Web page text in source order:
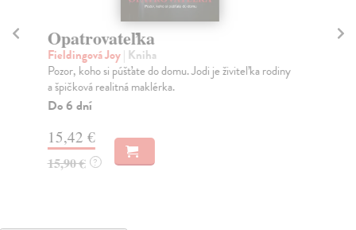
Opatrovateľka
Fieldingová Joy| Kniha
Pozor, koho si púšťate do domu. Jodi je živiteľka rodiny
a špičková realitná maklérka.
Do 6 dní
15,42 €
15,90 € ?